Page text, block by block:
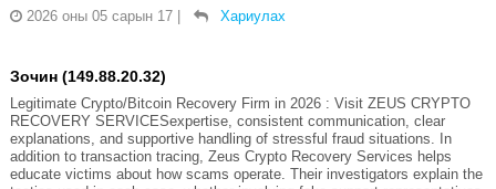
2026 оны 05 сарын 17
Хариулах
Зочин (149.88.20.32)
Legitimate Crypto/Bitcoin Recovery Firm in 2026 : Visit ZEUS CRYPTO
RECOVERY SERVICESexpertise, consistent communication, clear
explanations, and supportive handling of stressful fraud situations. In
addition to transaction tracing, Zeus Crypto Recovery Services helps
educate victims about how scams operate. Their investigators explain the